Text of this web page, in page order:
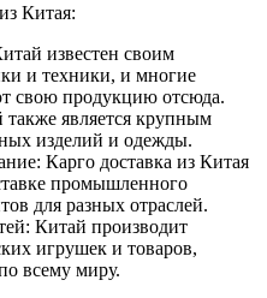
Китая:
известен своим
и техники, и многие
свою продукцию отсюда.
является крупным
изделий и одежды.
Карго доставка из Китая
промышленного
для разных отраслей.
Китай производит
игрушек и товаров,
всему миру.